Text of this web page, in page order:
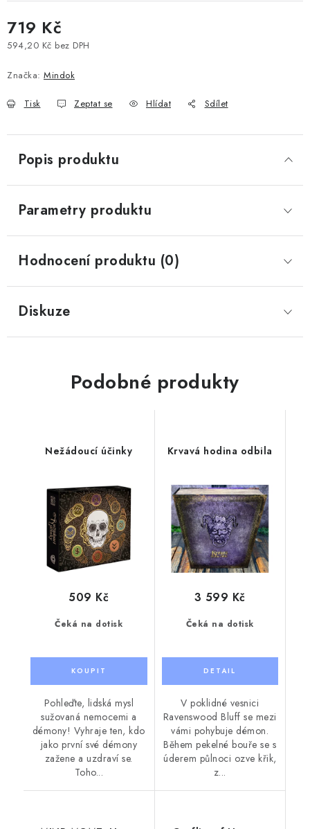
719 Kč
594,20 Kč bez DPH
Značka: Mindok
Tisk Zeptat se Hlídat Sdílet
Popis produktu
Parametry produktu
Hodnocení produktu (0)
Diskuze
Podobné produkty
Nežádoucí účinky
Čeká na dotisk
509 Kč
Pohleďte, lidská mysl
sužovaná nemocemi a
démony! Vyhraje ten, kdo
jako první své démony
zažene a uzdraví se.
Toho...
Krvavá hodina odbila
Čeká na dotisk
3 599 Kč
V poklidné vesnici
Ravenswood Bluff se mezi
vámi pohybuje démon.
Během pekelné bouře se s
úderem půlnoci ozve křik,
z...